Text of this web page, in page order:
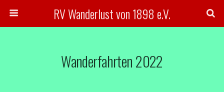
RV Wanderlust von 1898 e.V.
Wanderfahrten 2022